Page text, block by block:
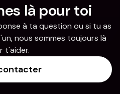
là pour toi
à ta question ou si tu as
nous sommes toujours là
t'aider.